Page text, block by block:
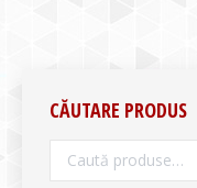
CĂUTARE PRODUS